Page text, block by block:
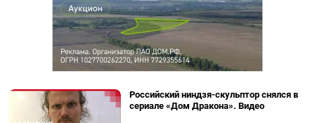
Российский ниндзя-скульптор снялся в
сериале «Дом Дракона». Видео